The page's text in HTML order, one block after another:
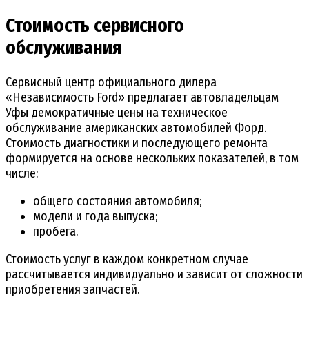
Стоимость сервисного
обслуживания
Сервисный центр официального дилера
«Независимость Ford» предлагает автовладельцам
Уфы демократичные цены на техническое
обслуживание американских автомобилей Форд.
Стоимость диагностики и последующего ремонта
формируется на основе нескольких показателей, в том
числе:
общего состояния автомобиля;
модели и года выпуска;
пробега.
Стоимость услуг в каждом конкретном случае
рассчитывается индивидуально и зависит от сложности
приобретения запчастей.